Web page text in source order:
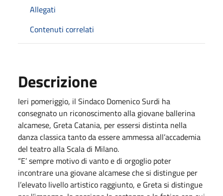
Allegati
Contenuti correlati
Descrizione
Ieri pomeriggio, il Sindaco Domenico Surdi ha
consegnato un riconoscimento alla giovane ballerina
alcamese, Greta Catania, per essersi distinta nella
danza classica tanto da essere ammessa all’accademia
del teatro alla Scala di Milano.
“E’ sempre motivo di vanto e di orgoglio poter
incontrare una giovane alcamese che si distingue per
l’elevato livello artistico raggiunto, e Greta si distingue